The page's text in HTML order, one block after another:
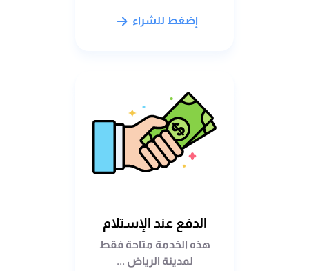
إضغط للشراء
الدفع عند الإستلام
هذه الخدمة متاحة فقط
لمدينة الرياض ...